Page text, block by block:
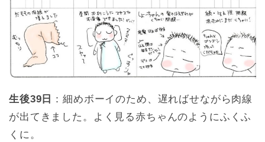
生後39日
：細めボーイのため、遅ればせながら肉線
が出てきました。よく見る赤ちゃんのようにふくふ
くに。